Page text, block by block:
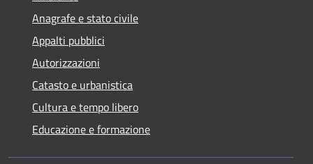
Anagrafe e stato civile
Appalti pubblici
Autorizzazioni
Catasto e urbanistica
Cultura e tempo libero
Educazione e formazione